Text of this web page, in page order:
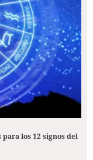
los 12 signos del